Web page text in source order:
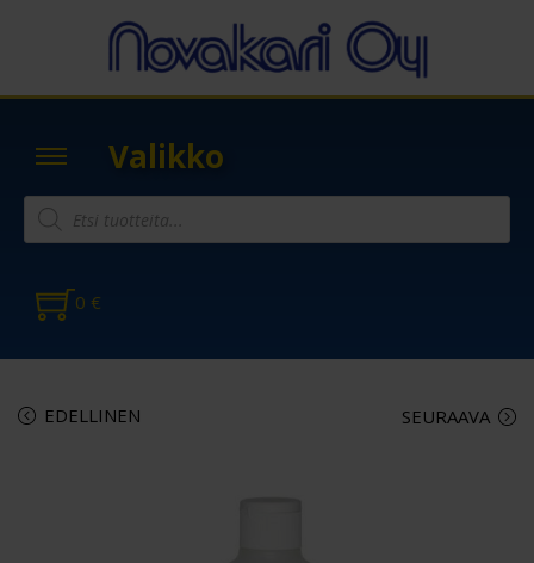
Valikko
0 €
EDELLINEN SEURAAVA